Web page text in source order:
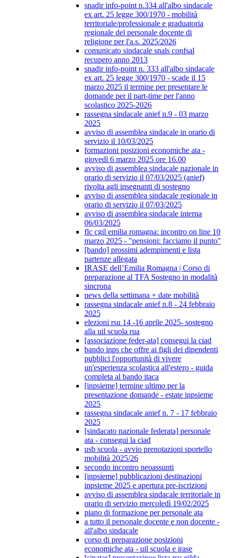
snadir info-point n.334 all'albo sindacale
ex art. 25 legge 300/1970 - mobilità
territoriale/professionale e graduatoria
regionale del personale docente di
religione per l'a.s. 2025/2026
comunicato sindacale snals confsal
recupero anno 2013
snadir info-point n. 333 all'albo sindacale
ex art. 25 legge 300/1970 - scade il 15
marzo 2025 il termine per presentare le
domande per il part-time per l'anno
scolastico 2025-2026
rassegna sindacale anief n.9 - 03 marzo
2025
avviso di assemblea sindacale in orario di
servizio il 10/03/2025
formazioni posizioni economiche ata -
giovedì 6 marzo 2025 ore 16.00
avviso di assemblea sindacale nazionale in
orario di servizio il 07/03/2025 (anief)
rivolta agli insegnanti di sostegno
avviso di assemblea sindacale regionale in
orario di servizio il 07/03/2025
avviso di assemblea sindacale interna
06/03/2025
flc cgil emilia romagna: incontro on line 10
marzo 2025 - "pensioni: facciamo il punto"
[bando] prossimi adempimenti e lista
partenze allegata
IRASE dell’Emilia Romagna | Corso di
preparazione al TFA Sostegno in modalità
sincrona
news della settimana + date mobilità
rassegna sindacale anief n.8 - 24 febbraio
2025
elezioni rsu 14 -16 aprile 2025- sostegno
alla uil scuola rua
[associazione feder-ata] consegui la ciad
bando inps che offre ai figli dei dipendenti
pubblici l'opportunità di vivere
un'esperienza scolastica all'estero - guida
completa al bando itaca
[inpsieme] termine ultimo per la
presentazione domande - estate inpsieme
2025
rassegna sindacale anief n. 7 - 17 febbraio
2025
[sindacato nazionale federata] personale
ata - consegui la ciad
usb scuola - avvio prenotazioni sportello
mobilità 2025/26
secondo incontro neoassunti
[inpsieme] pubblicazioni destinazioni
inpsieme 2025 e apertura pre-iscrizioni
avviso di assemblea sindacale territoriale in
orario di servizio mercoledì 19/02/2025
piano di formazione per personale ata
a tutto il personale docente e non docente -
all'albo sindacale
corso di preparazione posizioni
economiche ata - uil scuola e irase